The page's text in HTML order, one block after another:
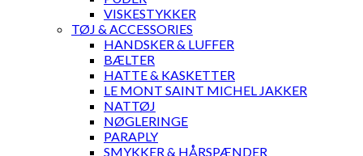
VISKESTYKKER
TØJ & ACCESSORIES
HANDSKER & LUFFER
BÆLTER
HATTE & KASKETTER
LE MONT SAINT MICHEL JAKKER
NATTØJ
NØGLERINGE
PARAPLY
SMYKKER & HÅRSPÆNDER